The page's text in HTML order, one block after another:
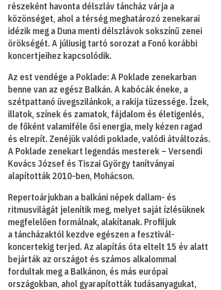
részeként havonta délszláv táncház várja a
közönséget, ahol a térség meghatározó zenekarai
idézik meg a Duna menti délszlávok sokszínű zenei
örökségét. A júliusig tartó sorozat a Fonó korábbi
koncertjeihez kapcsolódik.
Az est vendége a Poklade: A Poklade zenekarban
benne van az egész Balkán. A kabócák éneke, a
szétpattanó üvegszilánkok, a rakija tüzessége. Ízek,
illatok, színek és zamatok, fájdalom és életigenlés,
de főként valamiféle ősi energia, mely kézen ragad
és elrepít. Zenéjük valódi poklade, valódi átváltozás.
A Poklade zenekart legendás mesterek – Versendi
Kovács József és Tiszai György tanítványai
alapították 2010-ben, Mohácson.
Repertoárjukban a balkáni népek dallam- és
ritmusvilágát jelenítik meg, melyet saját ízlésüknek
megfelelően formálnak, alakítanak. Profiljuk
a táncházaktól kezdve egészen a fesztivál-
koncertekig terjed. Az alapítás óta eltelt 15 év alatt
bejárták az országot és számos alkalommal
fordultak meg a Balkánon, és más európai
országokban, ahol gyarapították tudásanyagukat,